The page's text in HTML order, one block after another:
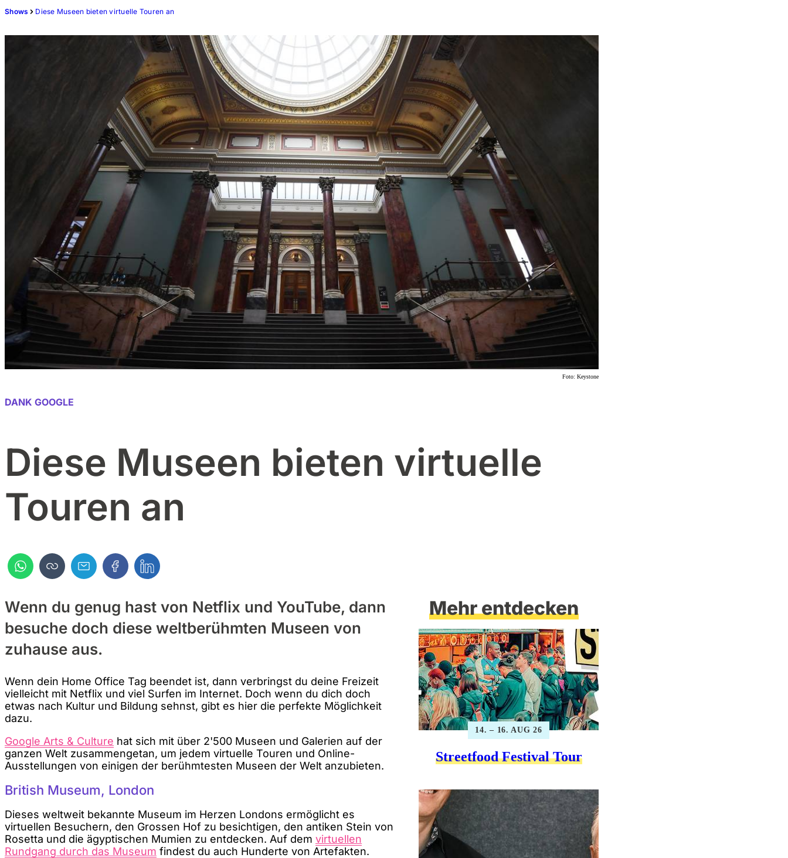
Shows Diese Museen bieten virtuelle Touren an
Foto: Keystone
DANK GOOGLE
Diese Museen bieten virtuelle
Touren an
Wenn du genug hast von Netflix und YouTube, dann
besuche doch diese weltberühmten Museen von
zuhause aus.
Wenn dein Home Office Tag beendet ist, dann verbringst du deine Freizeit
vielleicht mit Netflix und viel Surfen im Internet. Doch wenn du dich doch
etwas nach Kultur und Bildung sehnst, gibt es hier die perfekte Möglichkeit
dazu.
Google Arts & Culture hat sich mit über 2'500 Museen und Galerien auf der
ganzen Welt zusammengetan, um jedem virtuelle Touren und Online-
Ausstellungen von einigen der berühmtesten Museen der Welt anzubieten.
British Museum, London
Dieses weltweit bekannte Museum im Herzen Londons ermöglicht es
virtuellen Besuchern, den Grossen Hof zu besichtigen, den antiken Stein von
Rosetta und die ägyptischen Mumien zu entdecken. Auf dem virtuellen
Rundgang durch das Museum findest du auch Hunderte von Artefakten.
Mehr entdecken
14. – 16. AUG 26
Streetfood Festival Tour